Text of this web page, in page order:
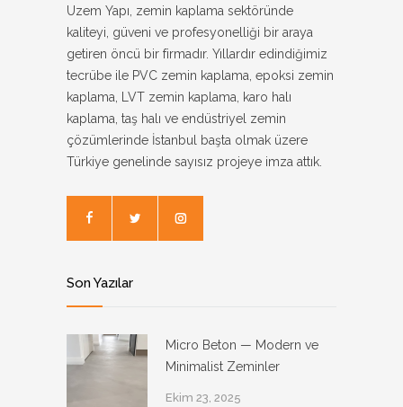
Uzem Yapı, zemin kaplama sektöründe
kaliteyi, güveni ve profesyonelliği bir araya
getiren öncü bir firmadır. Yıllardır edindiğimiz
tecrübe ile PVC zemin kaplama, epoksi zemin
kaplama, LVT zemin kaplama, karo halı
kaplama, taş halı ve endüstriyel zemin
çözümlerinde İstanbul başta olmak üzere
Türkiye genelinde sayısız projeye imza attık.
Son Yazılar
Micro Beton — Modern ve
Minimalist Zeminler
Ekim 23, 2025